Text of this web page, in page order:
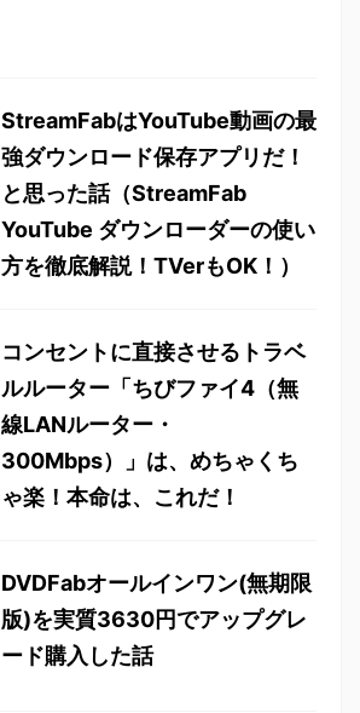
StreamFabはYouTube動画の最
強ダウンロード保存アプリだ！
と思った話（StreamFab
YouTube ダウンローダーの使い
方を徹底解説！TVerもOK！）
コンセントに直接させるトラベ
ルルーター「ちびファイ4（無
線LANルーター・
300Mbps）」は、めちゃくち
ゃ楽！本命は、これだ！
DVDFabオールインワン(無期限
版)を実質3630円でアップグレ
ード購入した話